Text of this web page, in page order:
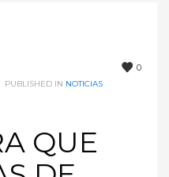
0
PUBLISHED IN NOTICIAS
QUE